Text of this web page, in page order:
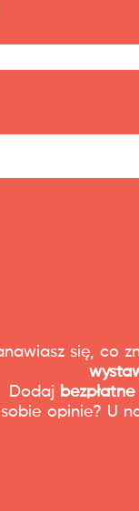
się, co
Dodaj
opinie? U